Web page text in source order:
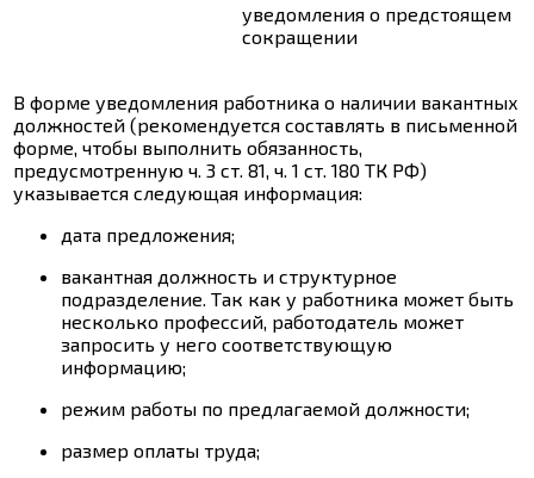
уведомления о предстоящем
сокращении
В форме уведомления работника о наличии вакантных
должностей (рекомендуется составлять в письменной
форме, чтобы выполнить обязанность,
предусмотренную ч. 3 ст. 81, ч. 1 ст. 180 ТК РФ)
указывается следующая информация:
дата предложения;
вакантная должность и структурное
подразделение. Так как у работника может быть
несколько профессий, работодатель может
запросить у него соответствующую
информацию;
режим работы по предлагаемой должности;
размер оплаты труда;